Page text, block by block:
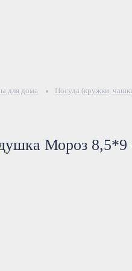
для дома Посуда (кружки,
Мороз 8,5*9